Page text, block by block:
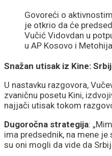
Govoreći o
je otkrio da će
Vučić Vidovdan u
u AP Kosovo i
Snažan utisak iz Kine:
U nastavku razgovora,
zvaničnu posetu Kini,
najjači utisak tokom
Dugoročna strategija:
ima predsednik, na mene
su oni mogli da vide da